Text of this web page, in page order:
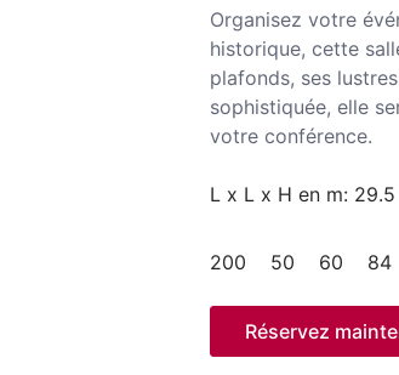
Organisez votre
historique, cette
plafonds, ses
sophistiquée, elle
votre conférence.
L x L x H en m:
200 50 60 84
Réservez